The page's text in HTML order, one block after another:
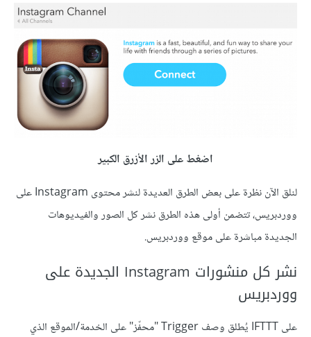
اضغط على الزر الأزرق الكبير
لنلق الآن نظرة على بعض الطرق العديدة لنشر محتوى Instagram على
ووردبريس، تتضمن أولى هذه الطرق نشر كل الصور والفيديوهات
الجديدة مباشرة على موقع ووردبريس.
نشر كل منشورات Instagram الجديدة على
ووردبريس
على IFTTT يُطلق وصف Trigger "محفّز" على الخدمة/الموقع الذي